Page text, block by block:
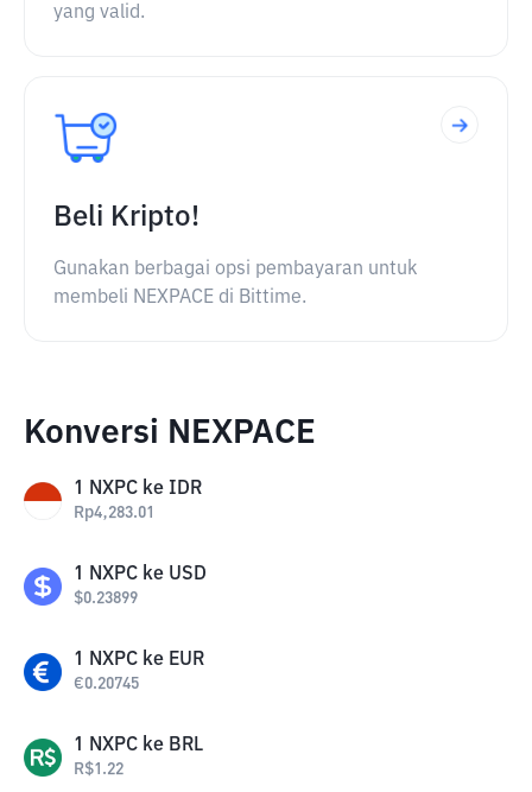
yang valid.
Beli Kripto!
Gunakan berbagai opsi pembayaran untuk
membeli NEXPACE di Bittime.
Konversi NEXPACE
1 NXPC ke IDR
Rp4,283.01
1 NXPC ke USD
$0.23899
1 NXPC ke EUR
€0.20745
1 NXPC ke BRL
R$1.22